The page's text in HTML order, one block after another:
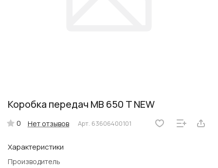
Коробка передач MB 650 T NEW
0 Нет отзывов Арт. 63606400101
Характеристики
Производитель